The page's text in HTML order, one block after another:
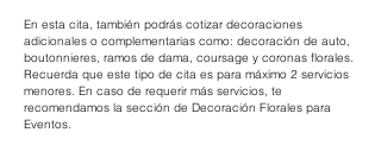
En esta cita, también podrás cotizar decoraciones
adicionales o complementarias como: decoración de auto,
boutonnieres, ramos de dama, coursage y coronas florales.
Recuerda que este tipo de cita es para máximo 2 servicios
menores. En caso de requerir más servicios, te
recomendamos la sección de Decoración Florales para
Eventos.